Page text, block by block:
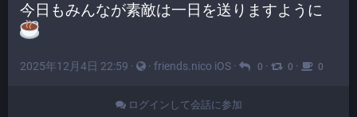
今日もみんなが素敵は一日を送りますように
2025年12月4日 22:59 · · friends.nico iOS · 0 · 0 · 0
ログインして会話に参加